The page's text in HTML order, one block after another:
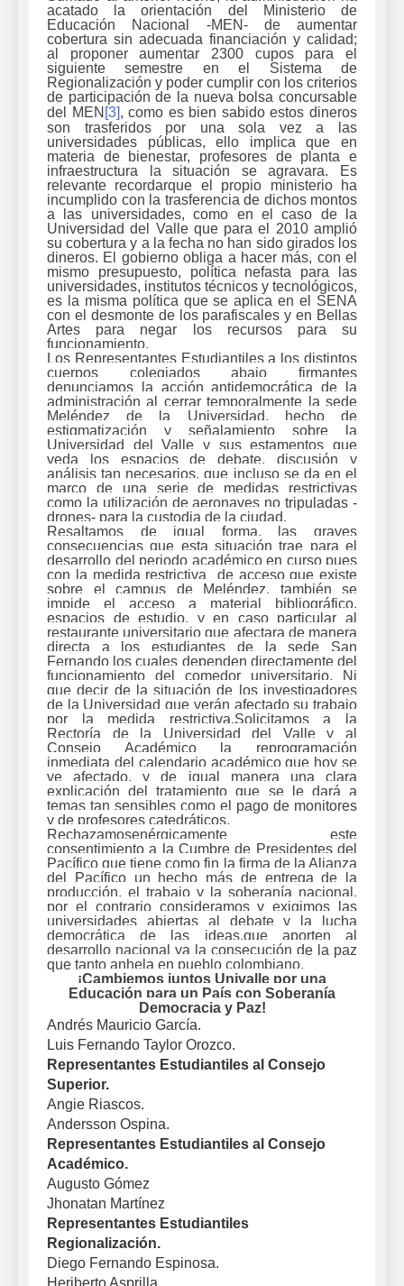
acatado la orientación del Ministerio de
Educación Nacional -MEN- de aumentar
cobertura sin adecuada financiación y calidad;
al proponer aumentar 2300 cupos para el
siguiente semestre en el Sistema de
Regionalización y poder cumplir con los criterios
de participación de la nueva bolsa concursable
del MEN [3], como es bien sabido estos dineros
son trasferidos por una sola vez a las
universidades públicas, ello implica que en
materia de bienestar, profesores de planta e
infraestructura la situación se agravara. Es
relevante recordarque el propio ministerio ha
incumplido con la trasferencia de dichos montos
a las universidades, como en el caso de la
Universidad del Valle que para el 2010 amplió
su cobertura y a la fecha no han sido girados los
dineros. El gobierno obliga a hacer más, con el
mismo presupuesto, política nefasta para las
universidades, institutos técnicos y tecnológicos,
es la misma política que se aplica en el SENA
con el desmonte de los parafiscales y en Bellas
Artes para negar los recursos para su
funcionamiento.
Los Representantes Estudiantiles a los distintos
cuerpos colegiados abajo firmantes
denunciamos la acción antidemocrática de la
administración al cerrar temporalmente la sede
Meléndez de la Universidad, hecho de
estigmatización y señalamiento sobre la
Universidad del Valle y sus estamentos que
veda los espacios de debate, discusión y
análisis tan necesarios, que incluso se da en el
marco de una serie de medidas restrictivas
como la utilización de aeronaves no tripuladas -
drones- para la custodia de la ciudad.
Resaltamos de igual forma, las graves
consecuencias que esta situación trae para el
desarrollo del periodo académico en curso pues
con la medida restrictiva de acceso que existe
sobre el campus de Meléndez, también se
impide el acceso a material bibliográfico,
espacios de estudio, y en caso particular al
restaurante universitario que afectara de manera
directa a los estudiantes de la sede San
Fernando los cuales dependen directamente del
funcionamiento del comedor universitario. Ni
que decir de la situación de los investigadores
de la Universidad que verán afectado su trabajo
por la medida restrictiva.Solicitamos a la
Rectoría de la Universidad del Valle y al
Consejo Académico la reprogramación
inmediata del calendario académico que hoy se
ve afectado, y de igual manera una clara
explicación del tratamiento que se le dará a
temas tan sensibles como el pago de monitores
y de profesores catedráticos.
Rechazamosenérgicamente este
consentimiento a la Cumbre de Presidentes del
Pacífico que tiene como fin la firma de la Alianza
del Pacífico un hecho más de entrega de la
producción, el trabajo y la soberanía nacional,
por el contrario consideramos y exigimos las
universidades abiertas al debate y la lucha
democrática de las ideas,que aporten al
desarrollo nacional ya la consecución de la paz
que tanto anhela en pueblo colombiano.
¡Cambiemos juntos Univalle por una
Educación para un País con Soberanía
Democracia y Paz!
Andrés Mauricio García.
Luis Fernando Taylor Orozco.
Representantes Estudiantiles al Consejo
Superior.
Angie Riascos.
Andersson Ospina.
Representantes Estudiantiles al Consejo
Académico.
Augusto Gómez
Jhonatan Martínez
Representantes Estudiantiles
Regionalización.
Diego Fernando Espinosa.
Heriberto Asprilla.